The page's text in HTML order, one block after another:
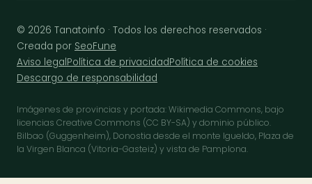
© 2026 Tanatoinfo · Todos los derechos reservados ·
Creada por SeoFune
Aviso legalPolítica de privacidadPolítica de cookies
Descargo de responsabilidad
Imágenes de provincias y portada: Wikimedia Commons, bajo
licencias Creative Commons (CC BY-SA) y dominio público.
Bilbao (Guggenheim), Donostia desde el monte Igueldo, Plaza de
la Virgen Blanca (Vitoria-Gasteiz) y vista de Pamplona.